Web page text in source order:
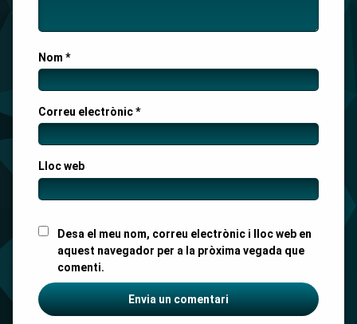
Nom *
Correu electrònic*
Lloc web
Desa el meu nom, correu electrònic i lloc web en
aquest navegador per a la pròxima vegada que
comenti.